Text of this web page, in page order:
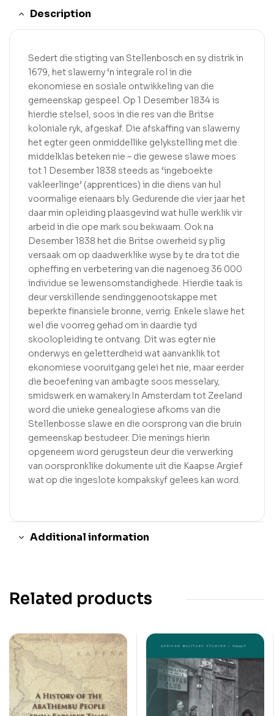
Description
Sedert die stigting van Stellenbosch en sy distrik in
1679, het slawerny ‘n integrale rol in die
ekonomiese en sosiale ontwikkeling van die
gemeenskap gespeel. Op 1 Desember 1834 is
hierdie stelsel, soos in die res van die Britse
koloniale ryk, afgeskaf. Die afskaffing van slawerny
het egter geen onmiddellike gelykstelling met die
middelklas beteken nie – die gewese slawe moes
tot 1 Desember 1838 steeds as ‘ingeboekte
vakleerlinge’ (apprentices) in die diens van hul
voormalige eienaars bly. Gedurende die vier jaar het
daar min opleiding plaasgevind wat hulle werklik vir
arbeid in die ope mark sou bekwaam. Ook na
Desember 1838 het die Britse owerheid sy plig
versaak om op daadwerklike wyse by te dra tot die
opheffing en verbetering van die nagenoeg 36 000
individue se lewensomstandighede. Hierdie taak is
deur verskillende sendinggenootskappe met
beperkte finansiele bronne, verrig. Enkele slawe het
wel die voorreg gehad om in daardie tyd
skoolopleiding te ontvang. Dit was egter nie
onderwys en geletterdheid wat aanvanklik tot
ekonomiese vooruitgang gelei het nie, maar eerder
die beoefening van ambagte soos messelary,
smidswerk en wamakery.In Amsterdam tot Zeeland
word die unieke genealogiese afkoms van die
Stellenbosse slawe en die oorsprong van die bruin
gemeenskap bestudeer. Die menings hierin
opgeneem word gerugsteun deur die verwerking
van oorspronklike dokumente uit die Kaapse Argief
wat op die ingeslote kompakskyf gelees kan word.
Additional information
Related products